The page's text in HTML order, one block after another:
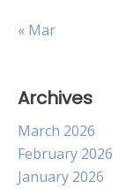
« Mar
Archives
March 2026
February 2026
January 2026